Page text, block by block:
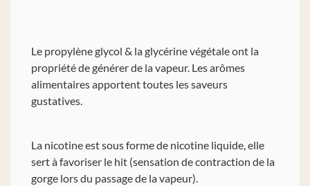
Le propylène glycol & la glycérine végétale ont la
propriété de générer de la vapeur. Les arômes
alimentaires apportent toutes les saveurs
gustatives.
La nicotine est sous forme de nicotine liquide, elle
sert à favoriser le hit (sensation de contraction de la
gorge lors du passage de la vapeur).